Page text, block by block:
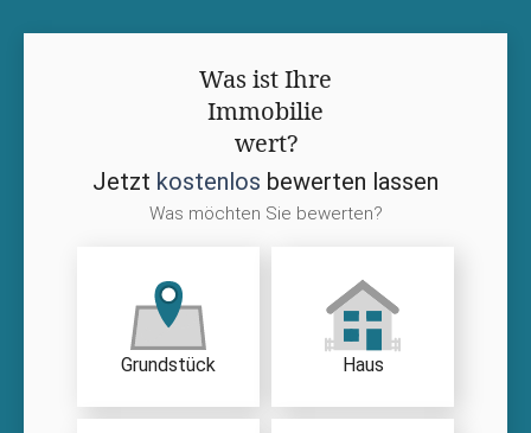
Was ist Ihre
Immobilie
wert?
Jetzt kostenlos bewerten lassen
Was möchten Sie bewerten?
Grundstück Haus